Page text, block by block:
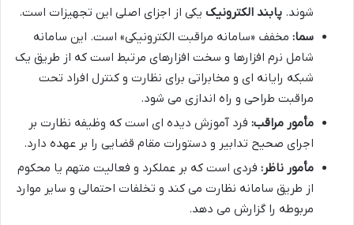
شوند. پابند الکترونیک یکی از اجزای اصلی این تجهیزات است.
سما: مخفف «سامانه مراقبت الکترونیکی» است. این سامانه
شامل نرم افزارها و سخت افزارهای مرتبط است که از طریق یک
شبکه رایانه ای و مخابراتی برای نظارت و کنترل افراد تحت
مراقبت طراحی و راه اندازی می شود.
مأمور مراقب: فرد آموزش دیده ای است که وظیفه نظارت بر
اجرای صحیح تدابیر و دستورات مقام قضایی را بر عهده دارد.
مأمور ناظر: فردی است که بر عملکرد و فعالیت متهم یا محکوم
از طریق سامانه نظارت می کند و تخلفات احتمالی و سایر موارد
مربوطه را گزارش می دهد.